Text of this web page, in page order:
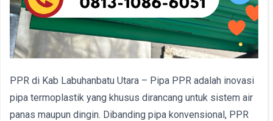
PPR di Kab Labuhanbatu Utara – Pipa PPR adalah inovasi
pipa termoplastik yang khusus dirancang untuk sistem air
panas maupun dingin. Dibanding pipa konvensional, PPR